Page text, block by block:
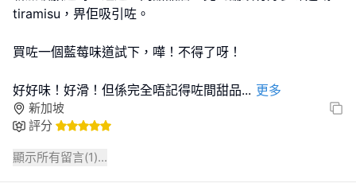
tiramisu，畀佢吸引咗。
買咗一個藍莓味道試下，嘩！不得了呀！
好好味！好滑！但係完全唔記得咗間甜品... 更多
新加坡
評分
顯示所有留言(1)...